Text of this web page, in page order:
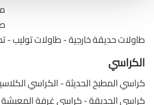
طاولات توليب طاولات حديقة خارجية
الكراسي
الكراسي كراسي المطبخ الحديثة
كراسي غرفة المعيشة كراسي الحديقة